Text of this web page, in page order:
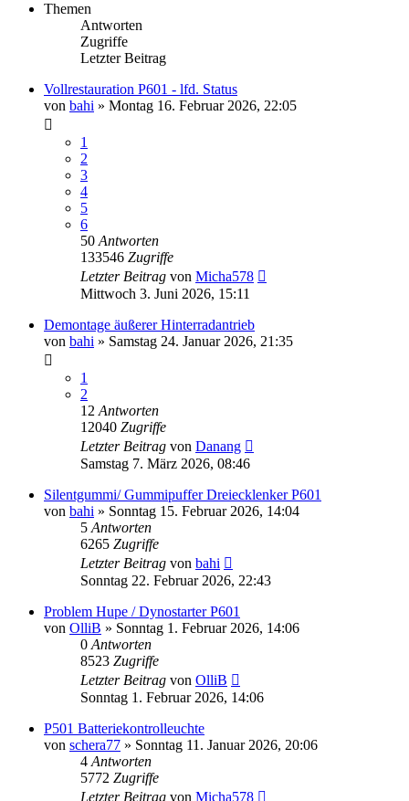
Themen
Antworten
Zugriffe
Letzter Beitrag
Vollrestauration P601 - lfd. Status
von bahi » Montag 16. Februar 2026, 22:05
1
2
3
4
5
6
50 Antworten
133546 Zugriffe
Letzter Beitrag von Micha578
Mittwoch 3. Juni 2026, 15:11
Demontage äußerer Hinterradantrieb
von bahi » Samstag 24. Januar 2026, 21:35
1
2
12 Antworten
12040 Zugriffe
Letzter Beitrag von Danang
Samstag 7. März 2026, 08:46
Silentgummi/ Gummipuffer Dreiecklenker P601
von bahi » Sonntag 15. Februar 2026, 14:04
5 Antworten
6265 Zugriffe
Letzter Beitrag von bahi
Sonntag 22. Februar 2026, 22:43
Problem Hupe / Dynostarter P601
von OlliB » Sonntag 1. Februar 2026, 14:06
0 Antworten
8523 Zugriffe
Letzter Beitrag von OlliB
Sonntag 1. Februar 2026, 14:06
P501 Batteriekontrolleuchte
von schera77 » Sonntag 11. Januar 2026, 20:06
4 Antworten
5772 Zugriffe
Letzter Beitrag von Micha578